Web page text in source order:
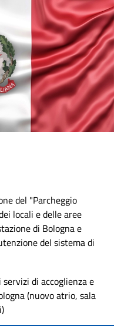
del "Parcheggio
locali e delle aree
di Bologna e
del sistema di
di accoglienza e
(nuovo atrio, sala